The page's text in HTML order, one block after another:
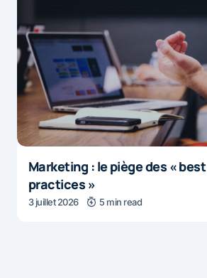
Marketing : le piège des « best
practices »
3 juillet 2026 5 min read